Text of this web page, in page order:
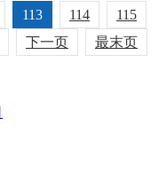
113 114
115
下一页 最末页